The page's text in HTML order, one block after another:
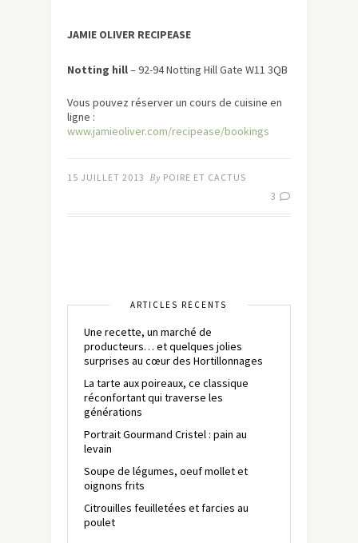
JAMIE OLIVER RECIPEASE
Notting hill– 92-94 Notting Hill Gate W11 3QB
Vous pouvez réserver un cours de cuisine en
ligne :
www.jamieoliver.com/recipease/bookings
15 JUILLET 2013 By POIRE ET CACTUS
3
ARTICLES RÉCENTS
Une recette, un marché de
producteurs… et quelques jolies
surprises au cœur des Hortillonnages
La tarte aux poireaux, ce classique
réconfortant qui traverse les
générations
Portrait Gourmand Cristel : pain au
levain
Soupe de légumes, oeuf mollet et
oignons frits
Citrouilles feuilletées et farcies au
poulet